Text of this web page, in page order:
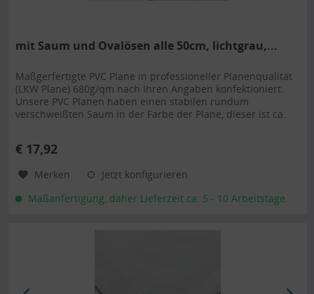
mit Saum und Ovalösen alle 50cm, lichtgrau,...
Maßgerfertigte PVC Plane in professioneller Planenqualität
(LKW Plane) 680g/qm nach Ihren Angaben konfektioniert.
Unsere PVC Planen haben einen stabilen rundum
verschweißten Saum in der Farbe der Plane, dieser ist ca.
Die PVC Plane ist UV-stabilisiert und somit...
€ 17,92
Merken
Jetzt konfigurieren
Maßanfertigung, daher Lieferzeit ca. 5 - 10 Arbeitstage